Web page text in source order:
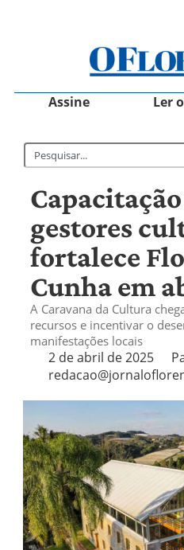
Assine Ler
gestores
fortalece
Cunha em
A Caravana da Cultura
recursos e incentivar o
manifestações locais
2 de abril de 2025